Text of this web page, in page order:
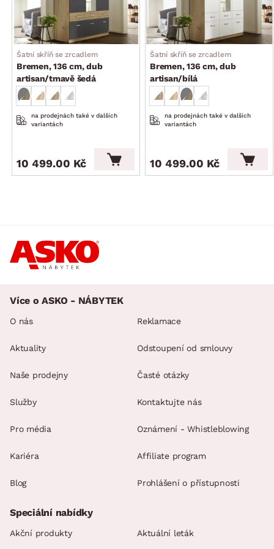
Šatní skříň se zrcadlem
Bremen, 136 cm, dub
artisan/tmavě šedá
na prodejnách také v dalších
variantách
10 499.00 Kč
Šatní skříň se zrcadlem
Bremen, 136 cm, dub
artisan/bílá
na prodejnách také v dalších
variantách
10 499.00 Kč
Více o ASKO - NÁBYTEK
O nás
Aktuality
Naše prodejny
Služby
Pro média
Kariéra
Blog
Reklamace
Odstoupení od smlouvy
Časté otázky
Kontaktujte nás
Oznámení - Whistleblowing
Affiliate program
Prohlášení o přístupnosti
Speciální nabídky
Akční produkty Aktuální leták